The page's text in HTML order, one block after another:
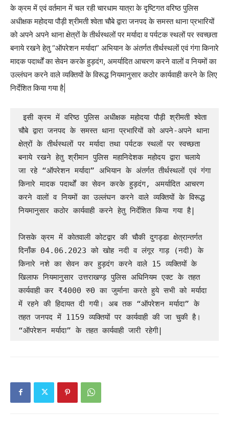
के क्रम में एवं वर्तमान में चल रही चारधाम यात्रा के दृष्टिगत वरिष्ठ पुलिस
अधीक्षक महोदया पौड़ी श्रीमती श्वेता चौबे द्वारा जनपद के समस्त थाना प्रभारियों
को अपने अपने थाना क्षेत्रों के तीर्थस्थलों पर मर्यादा व पर्यटक स्थलों पर स्वच्छता
बनाये रखने हेतु “ऑपरेशन मर्यादा” अभियान के अंतर्गत तीर्थस्थलों एवं गंगा किनारे
मादक पदार्थों का सेवन करके हुड़दंग, अमर्यादित आचरण करने वालों व नियमों का
उल्लंघन करने वाले व्यक्तियों के विरूद्ध नियमानुसार कठोर कार्यवाही करने के लिए
निर्देशित किया गया है|
इसी क्रम में वरिष्ठ पुलिस अधीक्षक महोदया पौड़ी श्रीमती श्वेता
चौबे द्वारा जनपद के समस्त थाना प्रभारियों को अपने-अपने थाना
क्षेत्रों के तीर्थस्थलों पर मर्यादा तथा पर्यटक स्थलों पर स्वच्छता
बनाये रखने हेतु श्रीमान पुलिस महानिदेशक महोदय द्वारा चलाये
जा रहे “ऑपरेशन मर्यादा” अभियान के अंतर्गत तीर्थस्थलों एवं गंगा
किनारे मादक पदार्थों का सेवन करके हुड़दंग, अमर्यादित आचरण
करने वालों व नियमों का उल्लंघन करने वाले व्यक्तियों के विरूद्ध
नियमानुसार कठोर कार्यवाही करने हेतु निर्देशित किया गया है|
जिसके क्रम में कोतवाली कोटद्वार की चौकी दुगड्डा क्षेत्रान्तर्गत
दिनाँक 04.06.2023 को खोह नदी व लंगूर गाड़ (नदी) के
किनारे नशे का सेवन कर हुड़दंग करने वाले 15 व्यक्तियों के
खिलाफ नियमानुसार उत्तराखण्ड़ पुलिस अधिनियम एक्ट के तहत
कार्यवाही कर ₹4000 रु0 का जुर्माना करते हुये सभी को मर्यादा
में रहने की हिदायत दी गयी। अब तक “ऑपरेशन मर्यादा” के
तहत जनपद में 1159 व्यक्तियों पर कार्यवाही की जा चुकी है।
“ऑपरेशन मर्यादा” के तहत कार्यवाही जारी रहेगी|